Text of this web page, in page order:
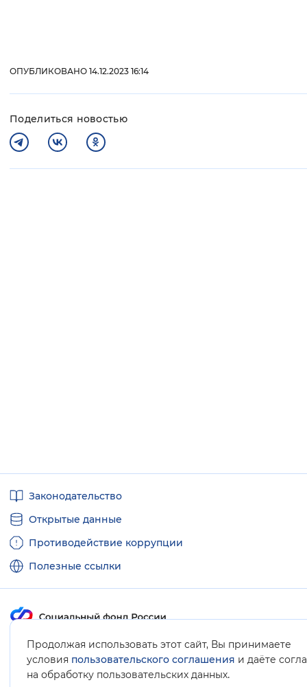
ОПУБЛИКОВАНО 14.12.2023 16:14
Поделиться новостью
Продолжая использовать этот сайт, Вы принимаете
условия пользовательского соглашения и даёте
на обработку пользовательских данных.
ссылкиЗаконодательство
Открытые данные
Противодействие коррупции
Полезные ссылки
Карта сайта